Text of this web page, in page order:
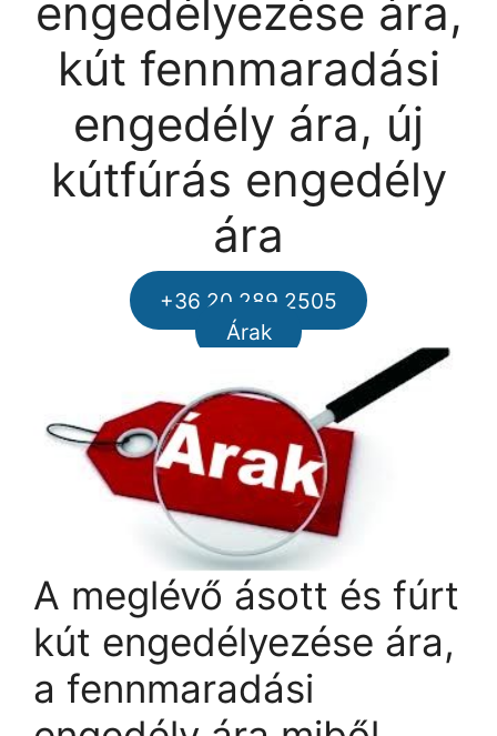
engedélyezése ára,
kút fennmaradási
engedély ára, új
kútfúrás engedély
ára
+36 20 289 2505
Árak
A meglévő ásott és fúrt
kút engedélyezése ára,
a fennmaradási